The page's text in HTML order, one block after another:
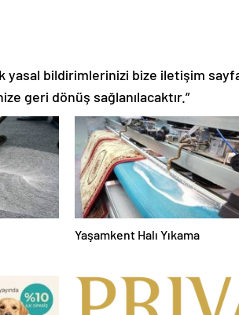
yasal bildirimlerinizi bize iletişim
geri dönüş sağlanılacaktır.”
Yaşamkent Halı Yıkama